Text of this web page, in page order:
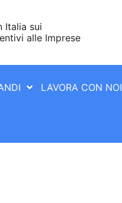
Italia sui
alle Imprese
LAVORA CON NOI